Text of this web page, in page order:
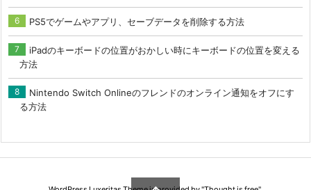
PS5でゲームやアプリ、セーブデータを削除する方法
iPadのキーボードの位置がおかしい時にキーボードの位置を変える
方法
Nintendo Switch Onlineのフレンドのオンライン通知をオフにす
る方法